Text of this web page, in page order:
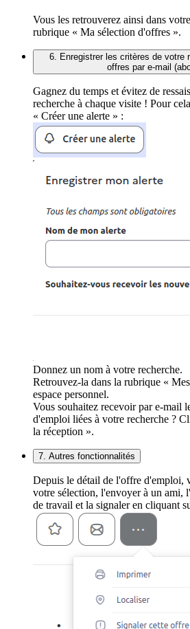
Vous les retrouverez ainsi dans
rubrique « Ma sélection d'offres ».
6. Enregistrer les critères de votre
offres par e-mail
Gagnez du temps et évitez de
recherche à chaque visite ! Pour
« Créer une alerte » :
Donnez un nom à votre recherche.
Retrouvez-la dans la rubrique «
espace personnel.
Vous souhaitez recevoir par e-mail
d'emploi liées à votre recherche ?
la réception ».
7. Autres fonctionnalités
Depuis le détail de l'offre d'emploi,
votre sélection, l'envoyer à un ami,
de travail et la signaler en cliquant